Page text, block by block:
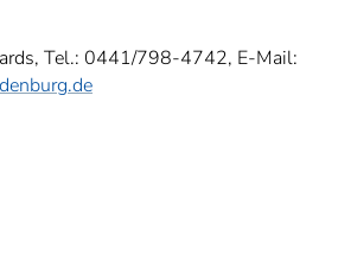
Tel.: 0441/798-4742, E-Mail: